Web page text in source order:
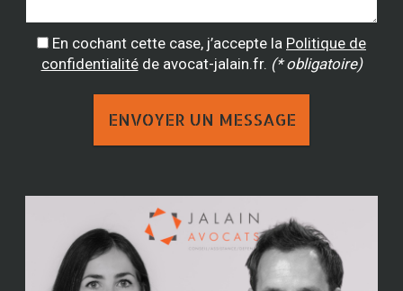
En cochant cette case, j’accepte la Politique de
confidentialitéde avocat-jalain.fr. (* obligatoire)